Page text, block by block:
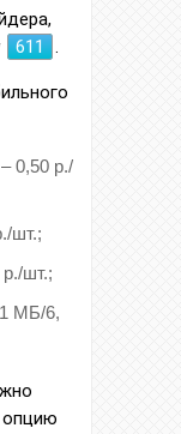
611 .
0,50 р./
шт.;
шт.;
МБ/6,
опцию